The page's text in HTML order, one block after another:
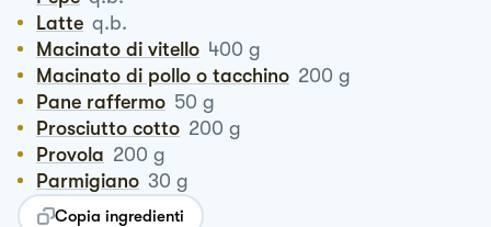
Latte q.b.
Macinato di vitello 400 g
Macinato di pollo o tacchino 200 g
Pane raffermo 50 g
Prosciutto cotto 200 g
Provola 200 g
Parmigiano 30 g
Copia ingredienti